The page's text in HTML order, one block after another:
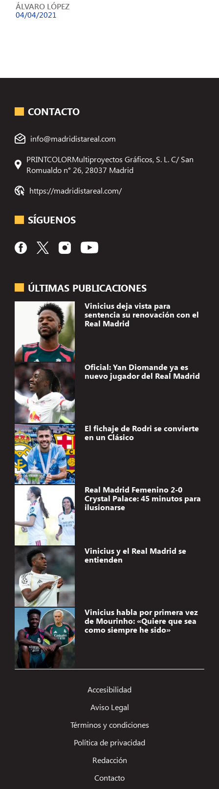
ÁLVARO LÓPEZ
04/04/2021
ÚLTIMAS PUBLICACIONES
Vinicius deja vista para
sentencia su renovación con el
Real Madrid
Oficial: Yan Diomande ya es
nuevo jugador del Real Madrid
El fichaje de Rodri se convierte
en un Clásico
Real Madrid Femenino 2-0
Crystal Palace: 45 minutos para
ilusionarse
Vinicius y el Real Madrid se
entienden
Vinicius habla por primera vez
de Mourinho: «Quiere que sea
como siempre he sido»
CONTACTO
info@madridistareal.com
PRINTCOLORMultiproyectos Gráficos, S. L. C/ San
Romualdo n° 26, 28037 Madrid
https://madridistareal.com/
SÍGUENOS
Accesibilidad
Aviso Legal
Términos y condiciones
Política de privacidad
Redacción
Contacto